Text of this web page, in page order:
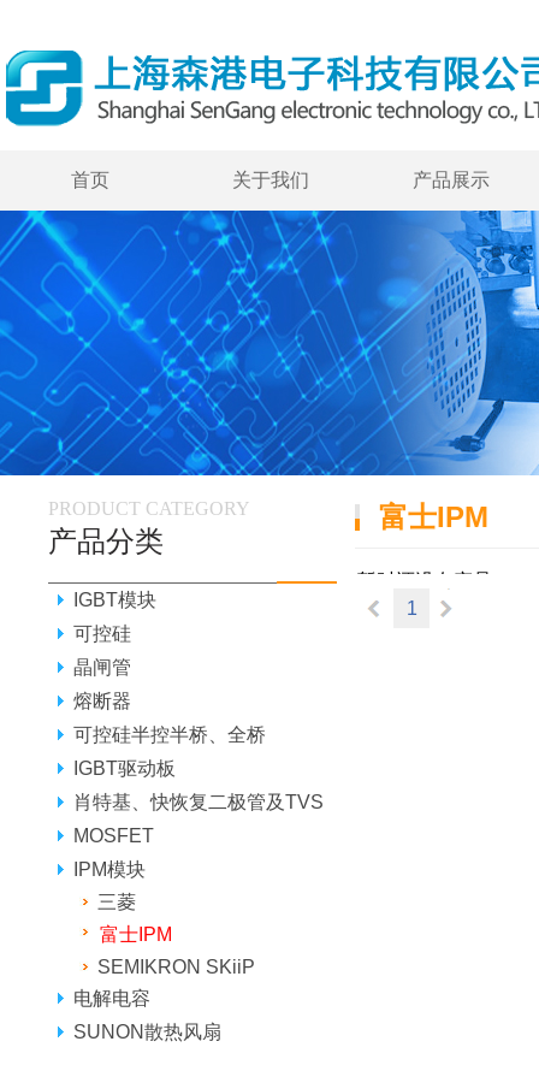
首页 关于我们 产品展示
富士IPM
暂时还没有产品...
1
PRODUCT CATEGORY
产品分类
IGBT模块
可控硅
晶闸管
熔断器
可控硅半控半桥、全桥
IGBT驱动板
肖特基、快恢复二极管及TVS
MOSFET
IPM模块
三菱
富士IPM
SEMIKRON SKiiP
电解电容
SUNON散热风扇